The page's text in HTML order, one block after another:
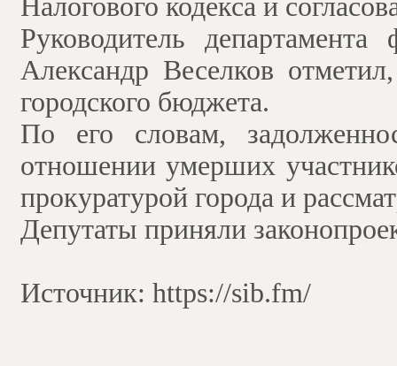
Налогового кодекса и
Руководитель
Александр Веселков
городского бюджета.
По его словам,
отношении умерших
прокуратурой города и
Депутаты приняли
Источник: https://sib.fm/